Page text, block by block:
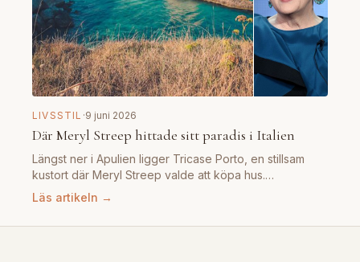
LIVSSTIL ·9 juni 2026
Där Meryl Streep hittade sitt paradis i Italien
Längst ner i Apulien ligger Tricase Porto, en stillsam
kustort där Meryl Streep valde att köpa hus.…
Läs artikeln →